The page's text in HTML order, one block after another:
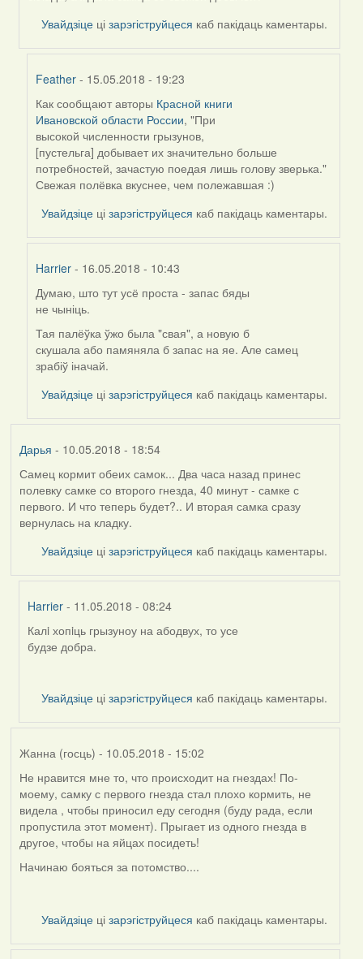
Feather
Увайдзіце цізарэгіструйцеся каб пакідаць каментары.
Feather - 15.05.2018 - 19:23
In
reply
to
by
вас
(госць)
Как сообщают авторы Красной книги
Ивановской области России, "При
высокой численности грызунов,
[пустельга] добывает их значительно больше
потребностей, зачастую поедая лишь голову зверька."
Свежая полёвка вкуснее, чем полежавшая :)
Увайдзіце цізарэгіструйцеся каб пакідаць каментары.
Harrier - 16.05.2018 - 10:43
In
reply
to
by
вас
Думаю, што тут усё проста - запас бяды
не чыніць.
Тая палёўка ўжо была "свая", а новую б
скушала або памяняла б запас на яе. Але самец
зрабіў іначай.
Увайдзіце цізарэгіструйцеся каб пакідаць каментары.
Дарья - 10.05.2018 - 18:54
Самец кормит обеих самок... Два часа назад принес
полевку самке со второго гнезда, 40 минут - самке с
первого. И что теперь будет?.. И вторая самка сразу
вернулась на кладку.
Увайдзіце цізарэгіструйцеся каб пакідаць каментары.
Harrier - 11.05.2018 - 08:24
In
reply
Дарья
Калi хопiць грызуноу на абодвух, то усе
будзе добра.
Увайдзіце цізарэгіструйцеся каб пакідаць каментары.
Жанна (госць) - 10.05.2018 - 15:02
Не нравится мне то, что происходит на гнездах! По-
моему, самку с первого гнезда стал плохо кормить, не
видела , чтобы приносил еду сегодня (буду рада, если
пропустила этот момент). Прыгает из одного гнезда в
другое, чтобы на яйцах посидеть!
Начинаю бояться за потомство....
Увайдзіце цізарэгіструйцеся каб пакідаць каментары.